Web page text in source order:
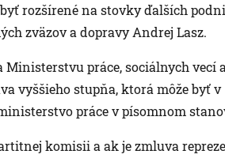
rozšírené na stovky ďalších
zväzov a dopravy Andrej Lasz.
Ministerstvu práce, sociálnych vecí
vyššieho stupňa, ktorá môže byť v
práce v písomnom
komisii a ak je zmluva